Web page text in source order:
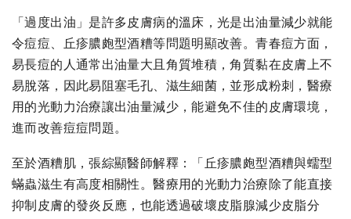
「過度出油」是許多皮膚病的溫床，光是出油量減少就能
令痘痘、丘疹膿皰型酒糟等問題明顯改善。青春痘方面，
易長痘的人通常出油量大且角質堆積，角質黏在皮膚上不
易脫落，因此易阻塞毛孔、滋生細菌，並形成粉刺，醫療
用的光動力治療讓出油量減少，能避免不佳的皮膚環境，
進而改善痘痘問題。
至於酒糟肌，張綜顯醫師解釋：「丘疹膿皰型酒糟與蠕型
蟎蟲滋生有高度相關性。醫療用的光動力治療除了能直接
抑制皮膚的發炎反應，也能透過破壞皮脂腺減少皮脂分